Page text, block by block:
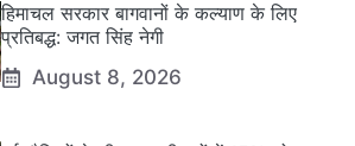
हिमाचल सरकार बागवानों के कल्याण के लिए
प्रतिबद्ध: जगत सिंह नेगी
August 8, 2026